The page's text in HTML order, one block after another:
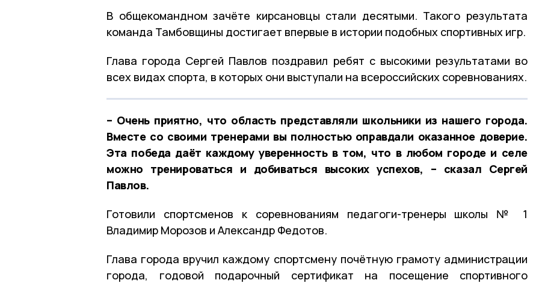
В общекомандном зачёте кирсановцы стали десятыми. Такого результата
команда Тамбовщины достигает впервые в истории подобных спортивных игр.
Глава города Сергей Павлов поздравил ребят с высокими результатами во
всех видах спорта, в которых они выступали на всероссийских соревнованиях.
– Очень приятно, что область представляли школьники из нашего города.
Вместе со своими тренерами вы полностью оправдали оказанное доверие.
Эта победа даёт каждому уверенность в том, что в любом городе и селе
можно тренироваться и добиваться высоких успехов, – сказал Сергей
Павлов.
Готовили спортсменов к соревнованиям педагоги-тренеры школы № 1
Владимир Морозов и Александр Федотов.
Глава города вручил каждому спортсмену почётную грамоту администрации
города, годовой подарочный сертификат на посещение спортивного